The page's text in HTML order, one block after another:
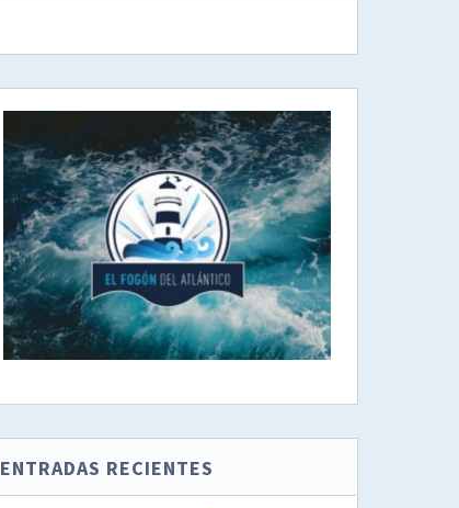
ENTRADAS RECIENTES